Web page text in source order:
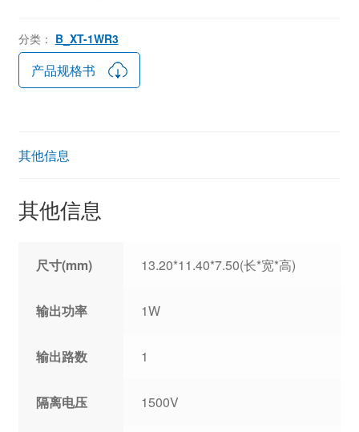
分类： B_XT-1WR3
产品规格书
其他信息
其他信息
尺寸(mm) 13.20*11.40*7.50(长*宽*高)
输出功率 1W
输出路数 1
隔离电压 1500V